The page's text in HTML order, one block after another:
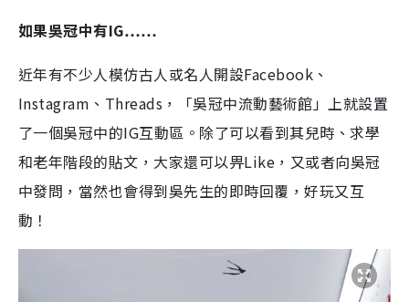
如果吳冠中有IG……
近年有不少人模仿古人或名人開設Facebook、
Instagram、Threads，「吳冠中流動藝術館」上就設置
了一個吳冠中的IG互動區。除了可以看到其兒時、求學
和老年階段的貼文，大家還可以畀Like，又或者向吳冠
中發問，當然也會得到吳先生的即時回覆，好玩又互
動！